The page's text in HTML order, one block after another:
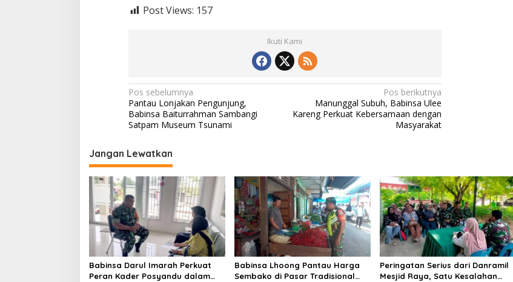
Post Views: 157
Ikuti Kami
N
a
v
i
g
a
s
i
p
o
s
Pos sebelumnya
Pantau Lonjakan Pengunjung,
Babinsa Baiturrahman Sambangi
Satpam Museum Tsunami
Pos berikutnya
Manunggal Subuh, Babinsa Ulee
Kareng Perkuat Kebersamaan dengan
Masyarakat
Jangan Lewatkan
Babinsa Darul Imarah Perkuat
Peran Kader Posyandu dalam
Babinsa Lhoong Pantau Harga
Sembako di Pasar Tradisional
Peringatan Serius dari Danramil
Mesjid Raya, Satu Kesalahan